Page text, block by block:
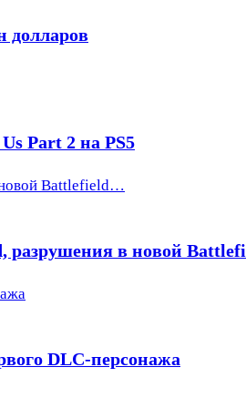
долларов
Part 2 на PS5
новой Battlefield…
разрушения в новой
DLC-персонажа